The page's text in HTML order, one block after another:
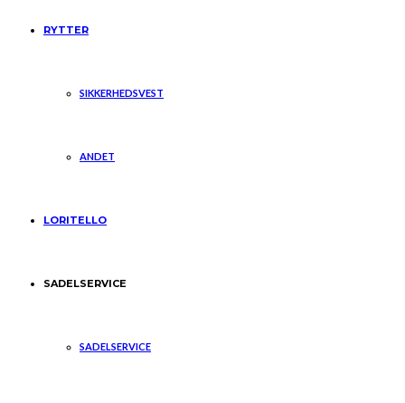
RYTTER
SIKKERHEDSVEST
ANDET
LORITELLO
SADELSERVICE
SADELSERVICE